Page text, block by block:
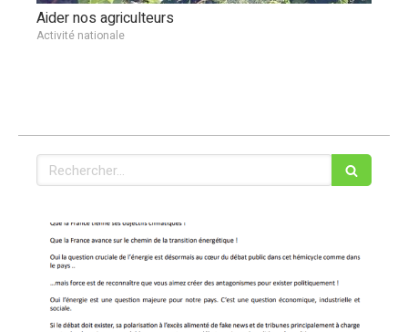
Aider nos agriculteurs
Activité nationale
Rechercher